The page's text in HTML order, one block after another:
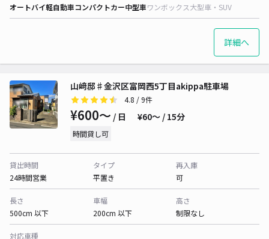
オートバイ軽自動車コンパクトカー中型車ワンボックス大型車・SUV
詳細へ
山﨑邸♯金沢区富岡西5丁目akippa駐車場
4.8 / 9件
¥600〜 / 日 ¥60〜 / 15分
時間貸し可
貸出時間
24時間営業
タイプ
平置き
再入庫
可
長さ
500cm 以下
車幅
200cm 以下
高さ
制限なし
対応車種